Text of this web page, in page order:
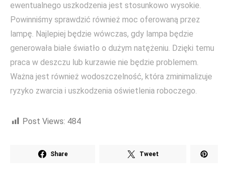
ewentualnego uszkodzenia jest stosunkowo wysokie.
Powinniśmy sprawdzić również moc oferowaną przez
lampę. Najlepiej będzie wówczas, gdy lampa będzie
generowała białe światło o dużym natężeniu. Dzięki temu
praca w deszczu lub kurzawie nie będzie problemem.
Ważna jest również wodoszczelność, która zminimalizuje
ryzyko zwarcia i uszkodzenia oświetlenia roboczego.
Post Views: 484
Share Tweet